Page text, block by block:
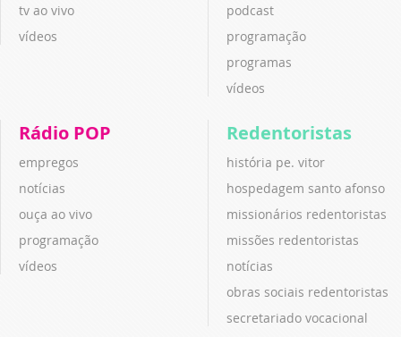
tv ao vivo
vídeos
podcast
programação
programas
vídeos
Rádio POP
empregos
notícias
ouça ao vivo
programação
vídeos
Redentoristas
história pe. vitor
hospedagem santo afonso
missionários redentoristas
missões redentoristas
notícias
obras sociais redentoristas
secretariado vocacional